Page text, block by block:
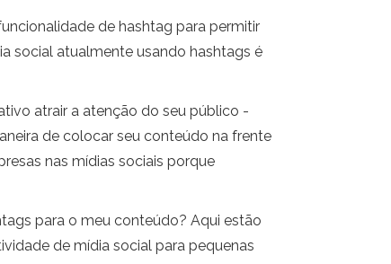
de hashtag para permitir
social atualmente usando hashtags é
atrair a atenção do seu público -
de colocar seu conteúdo na frente
nas mídias sociais porque
para o meu conteúdo? Aqui estão
de mídia social para pequenas